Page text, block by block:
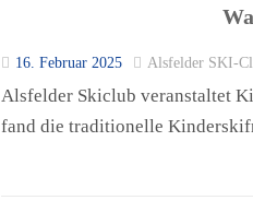
16. Februar 2025 Alsfelder SKI-
Alsfelder Skiclub veranstaltet
fand die traditionelle